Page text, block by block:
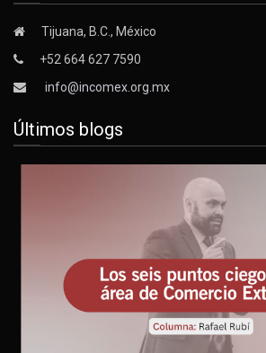
Tijuana, B.C., México
+52 664 627 7590
info@incomex.org.mx
Últimos blogs